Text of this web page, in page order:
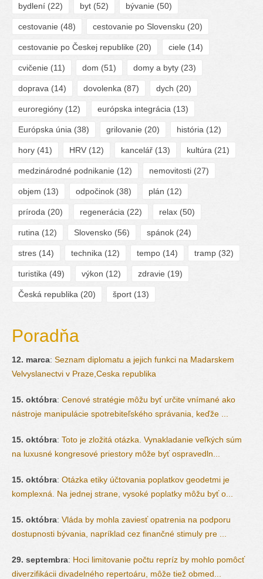
bydlení (22) byt(52) bývanie (50)
cestovanie (48) cestovanie po Slovensku (20)
cestovanie po Českej republike (20) ciele (14)
cvičenie (11) dom (51) domy a byty(23)
doprava (14) dovolenka (87) dych (20)
euroregióny (12) európska integrácia (13)
Európska únia (38) grilovanie (20) história (12)
hory (41) HRV(12) kancelář(13) kultúra (21)
medzinárodné podnikanie (12) nemovitosti(27)
objem (13) odpočinok(38) plán (12)
príroda (20) regenerácia (22) relax(50)
rutina (12) Slovensko(56) spánok(24)
stres (14) technika (12) tempo(14) tramp (32)
turistika (49) výkon (12) zdravie (19)
Česká republika (20) šport(13)
Poradňa
12. marca: Seznam diplomatu a jejich funkci na Madarskem
Velvyslanectvi v Praze,Ceska republika
15. októbra: Cenové stratégie môžu byť určite vnímané ako
nástroje manipulácie spotrebiteľského správania, keďže ...
15. októbra: Toto je zložitá otázka. Vynakladanie veľkých súm
na luxusné kongresové priestory môže byť ospravedln...
15. októbra: Otázka etiky účtovania poplatkov geodetmi je
komplexná. Na jednej strane, vysoké poplatky môžu byť o...
15. októbra: Vláda by mohla zaviesť opatrenia na podporu
dostupnosti bývania, napríklad cez finančné stimuly pre ...
29. septembra: Hoci limitovanie počtu repríz by mohlo pomôcť
diverzifikácii divadelného repertoáru, môže tiež obmed...